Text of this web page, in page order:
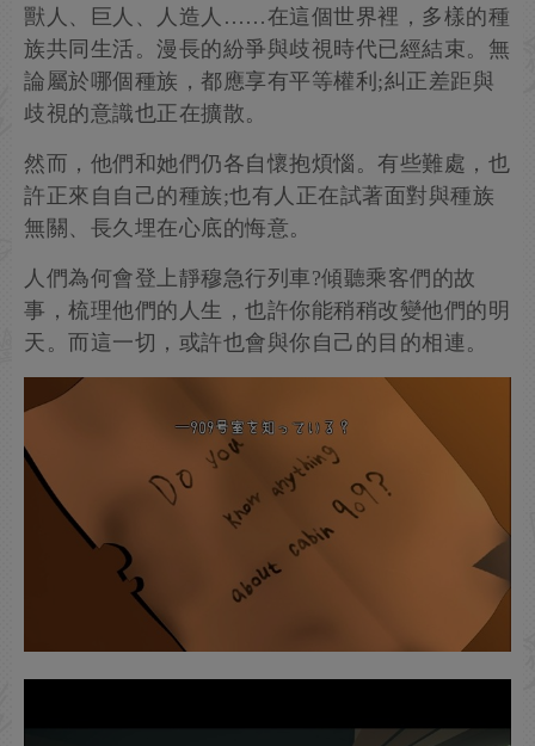
獸人、巨人、人造人……在這個世界裡，多樣的種
族共同生活。漫長的紛爭與歧視時代已經結束。無
論屬於哪個種族，都應享有平等權利;糾正差距與
歧視的意識也正在擴散。
然而，他們和她們仍各自懷抱煩惱。有些難處，也
許正來自自己的種族;也有人正在試著面對與種族
無關、長久埋在心底的悔意。
人們為何會登上靜穆急行列車?傾聽乘客們的故
事，梳理他們的人生，也許你能稍稍改變他們的明
天。而這一切，或許也會與你自己的目的相連。